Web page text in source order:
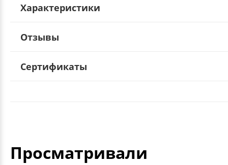
Характеристики
Отзывы
Сертификаты
Просматривали